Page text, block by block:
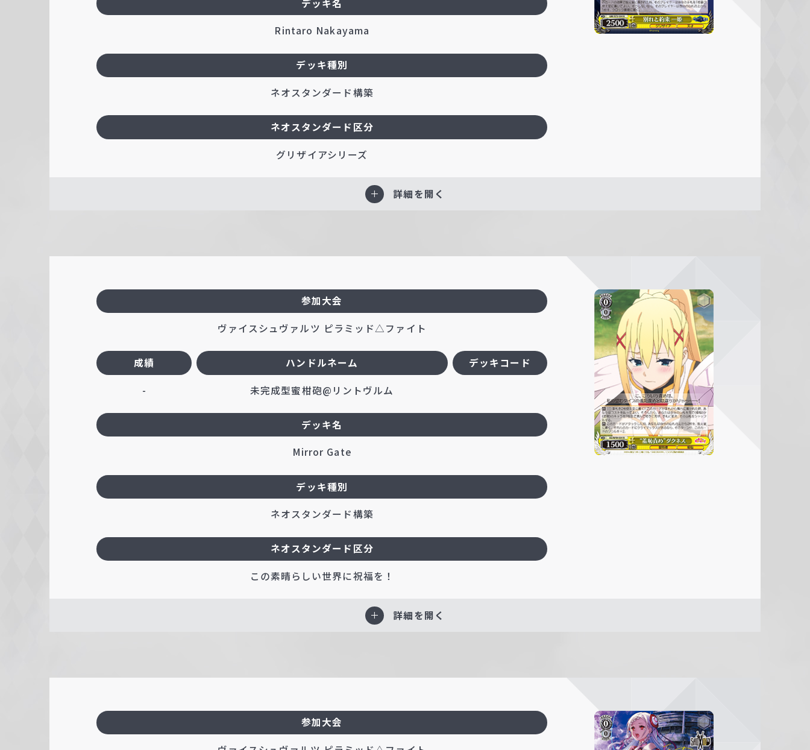
デッキ名
Rintaro Nakayama
デッキ種別
ネオスタンダード構築
ネオスタンダード区分
グリザイアシリーズ
詳細を開く
参加大会
ヴァイスシュヴァルツ ピラミッド△ファイト
成績
-
ハンドルネーム
未完成型蜜柑砲@リントヴルム
デッキコード
デッキ名
Mirror Gate
デッキ種別
ネオスタンダード構築
ネオスタンダード区分
この素晴らしい世界に祝福を！
詳細を開く
参加大会